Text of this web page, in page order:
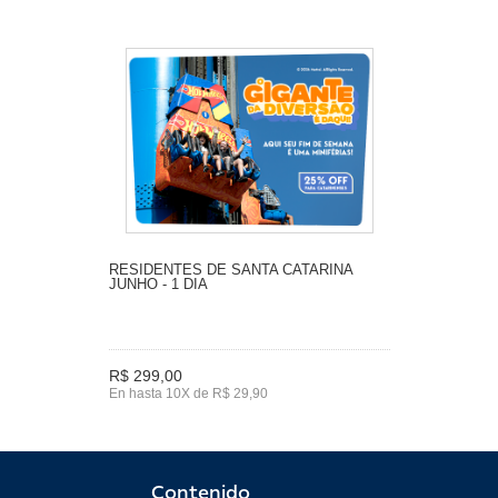
RESIDENTES DE SANTA CATARINA
JUNHO - 1 DIA
R$ 299,00
En hasta 10X de R$ 29,90
Contenido